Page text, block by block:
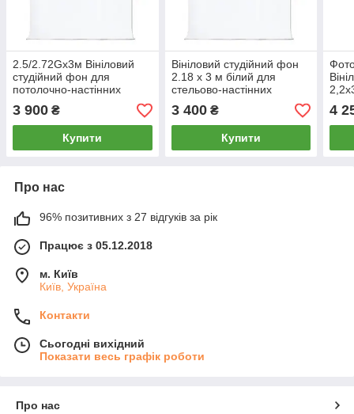
2.5/2.72Gх3м Вініловий
студійний фон для
потолочно-настінних
кріплень AG Super Matt
VINIL BD-PRO Premium
фотофон
3 900 ₴
Купити
Вініловий студійний фон
2.18 х 3 м білий для
стельово-настінних
кріплень AG SuperMatt
VINIL BD-PRO Premium
3 400₴
Купити
BD-
4
Про нас
96% позитивних з 27 відгуків за рік
Працює з 05.12.2018
м. Київ
Київ, Україна
Контакти
Сьогодні вихідний
Показати весь графік роботи
Про нас